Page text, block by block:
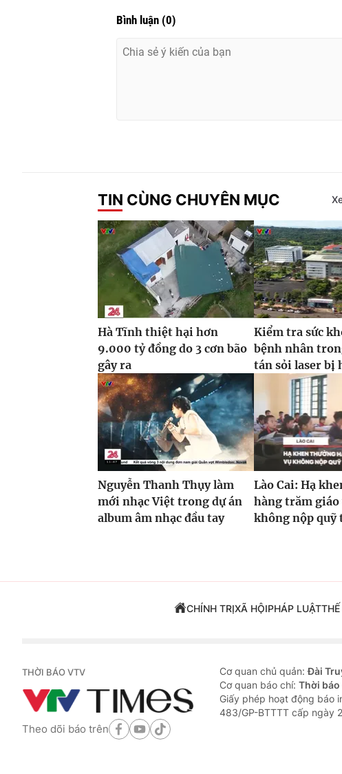
Bình luận (0)
TIN CÙNG CHUYÊN MỤC
Hà Tĩnh thiệt hại hơn
9.000 tỷ đồng do 3 cơn bão
gây ra
Kiểm tra sức
bệnh nhân
tán sỏi laser bị
Nguyễn Thanh Thụy làm
mới nhạc Việt trong dự án
album âm nhạc đầu tay
Lào Cai: Hạ
hàng trăm giáo
không nộp quỹ
CHÍNH TRỊXÃ HỘIPHÁP LUẬTTHẾ
THỜI BÁO VTV
Theo dõi báo trên
Cơ quan chủ quản:Đài
Cơ quan báo chí: Thời báo
Giấy phép hoạt động báo
483/GP-BTTTT cấp ngày